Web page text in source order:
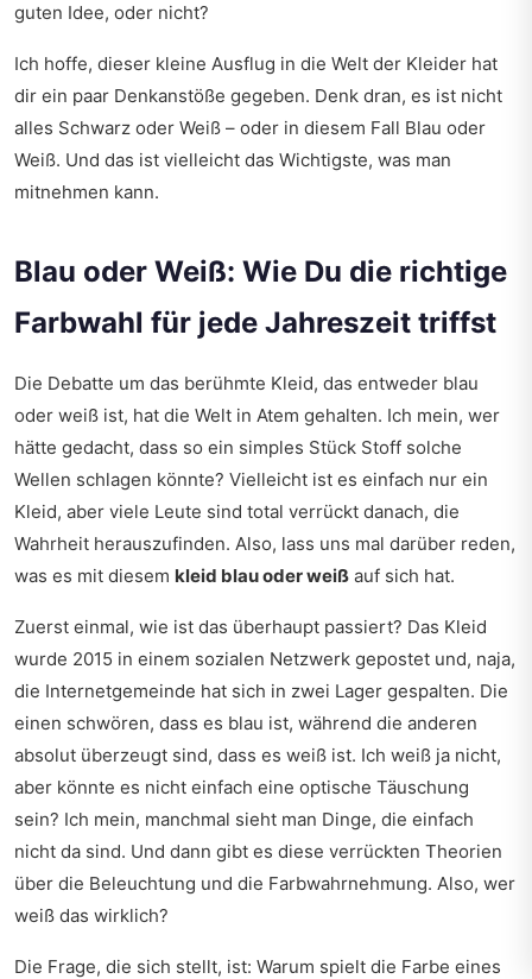
guten Idee, oder nicht?
Ich hoffe, dieser kleine Ausflug in die Welt der Kleider hat
dir ein paar Denkanstöße gegeben. Denk dran, es ist nicht
alles Schwarz oder Weiß – oder in diesem Fall Blau oder
Weiß. Und das ist vielleicht das Wichtigste, was man
mitnehmen kann.
Blau oder Weiß: Wie Du die richtige
Farbwahl für jede Jahreszeit triffst
Die Debatte um das berühmte Kleid, das entweder blau
oder weiß ist, hat die Welt in Atem gehalten. Ich mein, wer
hätte gedacht, dass so ein simples Stück Stoff solche
Wellen schlagen könnte? Vielleicht ist es einfach nur ein
Kleid, aber viele Leute sind total verrückt danach, die
Wahrheit herauszufinden. Also, lass uns mal darüber reden,
was es mit diesem kleid blau oder weiß auf sich hat.
Zuerst einmal, wie ist das überhaupt passiert? Das Kleid
wurde 2015 in einem sozialen Netzwerk gepostet und, naja,
die Internetgemeinde hat sich in zwei Lager gespalten. Die
einen schwören, dass es blau ist, während die anderen
absolut überzeugt sind, dass es weiß ist. Ich weiß ja nicht,
aber könnte es nicht einfach eine optische Täuschung
sein? Ich mein, manchmal sieht man Dinge, die einfach
nicht da sind. Und dann gibt es diese verrückten Theorien
über die Beleuchtung und die Farbwahrnehmung. Also, wer
weiß das wirklich?
Die Frage, die sich stellt, ist: Warum spielt die Farbe eines